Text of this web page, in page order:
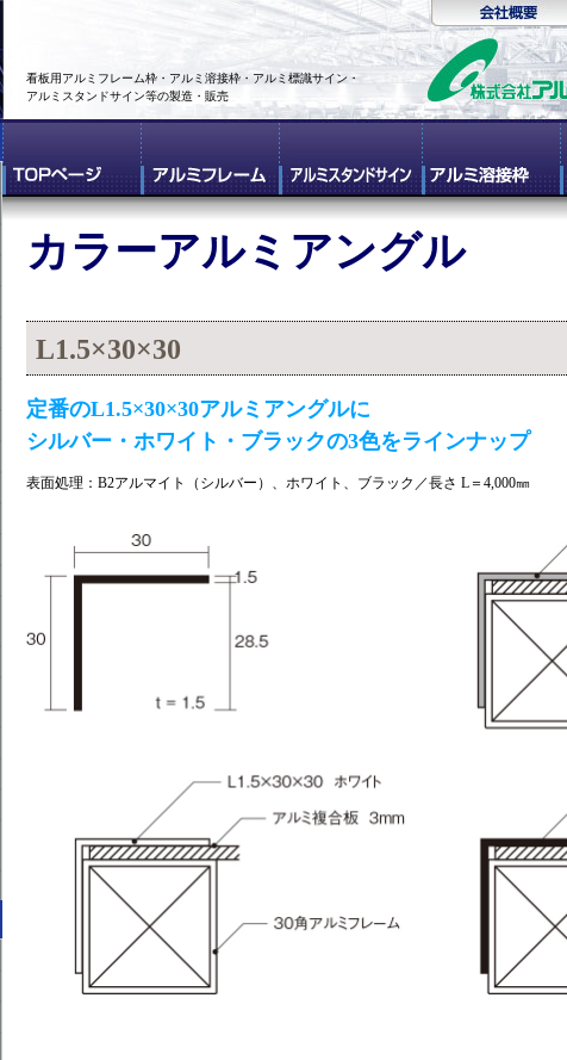
看板用アルミフレーム枠・アルミ溶接枠・アルミ標識サイン・
アルミスタンドサイン等の製造・販売
カラーアルミアングル
L1.5×30×30
定番のL1.5×30×30アルミアングルに
シルバー・ホワイト・ブラックの3色をラインナップ
表面処理：B2アルマイト（シルバー）、ホワイト、ブラック／長さ L＝4,000㎜